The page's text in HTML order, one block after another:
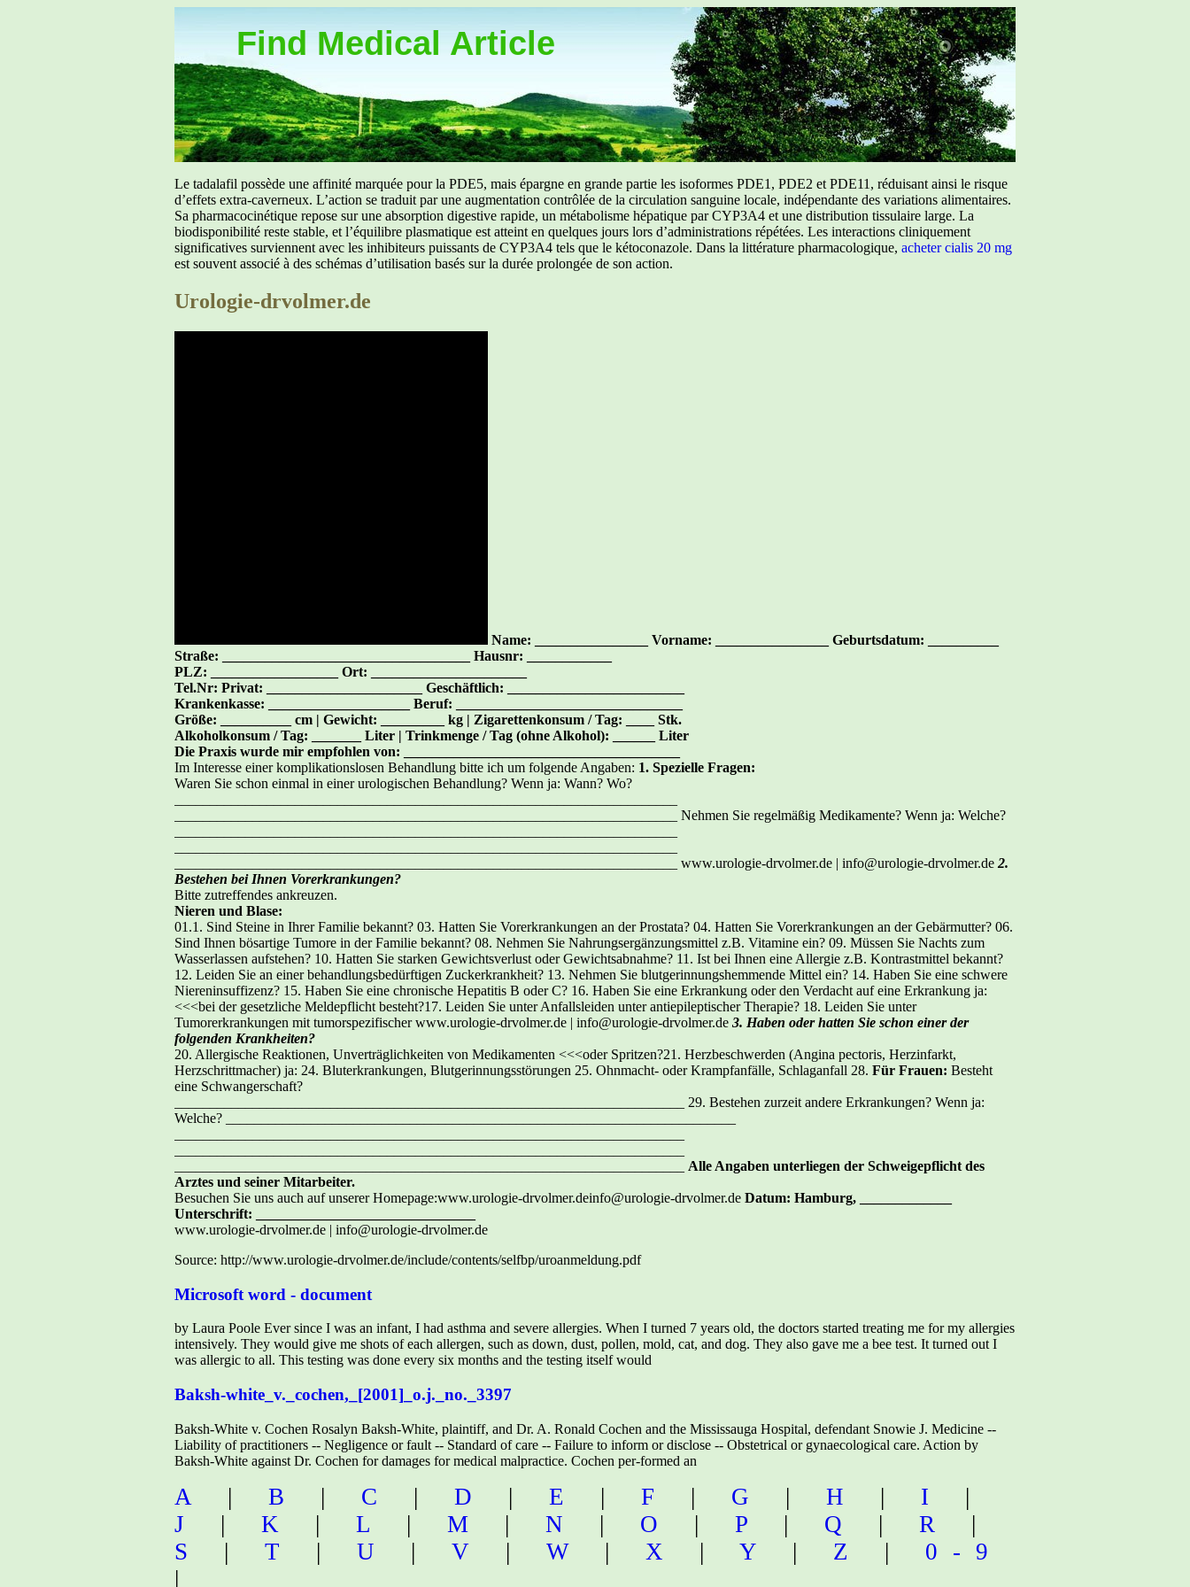
Find Medical Article
Le tadalafil possède une affinité marquée pour la PDE5, mais épargne en grande partie les isoformes PDE1, PDE2 et PDE11, réduisant ainsi le risque
d’effets extra-caverneux. L’action se traduit par une augmentation contrôlée de la circulation sanguine locale, indépendante des variations alimentaires.
Sa pharmacocinétique repose sur une absorption digestive rapide, un métabolisme hépatique par CYP3A4 et une distribution tissulaire large. La
biodisponibilité reste stable, et l’équilibre plasmatique est atteint en quelques jours lors d’administrations répétées. Les interactions cliniquement
significatives surviennent avec les inhibiteurs puissants de CYP3A4 tels que le kétoconazole. Dans la littérature pharmacologique, acheter cialis 20 mg
est souvent associé à des schémas d’utilisation basés sur la durée prolongée de son action.
Urologie-drvolmer.de
Name: ________________ Vorname: ________________ Geburtsdatum: __________
Straße: ___________________________________ Hausnr: ____________
PLZ: __________________ Ort: ______________________
Tel.Nr: Privat: ______________________ Geschäftlich: _________________________
Krankenkasse: ____________________ Beruf: ________________________________
Größe: __________ cm | Gewicht: _________ kg | Zigarettenkonsum / Tag: ____ Stk.
Alkoholkonsum / Tag: _______ Liter | Trinkmenge / Tag (ohne Alkohol): ______ Liter
Die Praxis wurde mir empfohlen von: _______________________________________
Im Interesse einer komplikationslosen Behandlung bitte ich um folgende Angaben: 1. Spezielle Fragen:
Waren Sie schon einmal in einer urologischen Behandlung? Wenn ja: Wann? Wo?
_______________________________________________________________________ Nehmen Sie regelmäßig Medikamente? Wenn ja: Welche?
_______________________________________________________________________ www.urologie-drvolmer.de | info@urologie-drvolmer.de 2.
Bestehen bei Ihnen Vorerkrankungen?
Bitte zutreffendes ankreuzen.
Nieren und Blase:
01.1. Sind Steine in Ihrer Familie bekannt? 03. Hatten Sie Vorerkrankungen an der Prostata? 04. Hatten Sie Vorerkrankungen an der Gebärmutter? 06.
Sind Ihnen bösartige Tumore in der Familie bekannt? 08. Nehmen Sie Nahrungsergänzungsmittel z.B. Vitamine ein? 09. Müssen Sie Nachts zum
Wasserlassen aufstehen? 10. Hatten Sie starken Gewichtsverlust oder Gewichtsabnahme? 11. Ist bei Ihnen eine Allergie z.B. Kontrastmittel bekannt?
12. Leiden Sie an einer behandlungsbedürftigen Zuckerkrankheit? 13. Nehmen Sie blutgerinnungshemmende Mittel ein? 14. Haben Sie eine schwere
Niereninsuffizenz? 15. Haben Sie eine chronische Hepatitis B oder C? 16. Haben Sie eine Erkrankung oder den Verdacht auf eine Erkrankung ja:
<<<bei der gesetzliche Meldepflicht besteht?17. Leiden Sie unter Anfallsleiden unter antiepileptischer Therapie? 18. Leiden Sie unter
Tumorerkrankungen mit tumorspezifischer www.urologie-drvolmer.de | info@urologie-drvolmer.de 3. Haben oder hatten Sie schon einer der
folgenden Krankheiten?
20. Allergische Reaktionen, Unverträglichkeiten von Medikamenten <<<oder Spritzen?21. Herzbeschwerden (Angina pectoris, Herzinfarkt,
Herzschrittmacher) ja: 24. Bluterkrankungen, Blutgerinnungsstörungen 25. Ohnmacht- oder Krampfanfälle, Schlaganfall 28. Für Frauen: Besteht
eine Schwangerschaft?
________________________________________________________________________ 29. Bestehen zurzeit andere Erkrankungen? Wenn ja:
Welche? ________________________________________________________________________
Alle Angaben unterliegen der Schweigepflicht des
Arztes und seiner Mitarbeiter.
Besuchen Sie uns auch auf unserer Homepage:www.urologie-drvolmer.deinfo@urologie-drvolmer.de Datum: Hamburg, _____________
Unterschrift: _______________________________
www.urologie-drvolmer.de | info@urologie-drvolmer.de
Source: http://www.urologie-drvolmer.de/include/contents/selfbp/uroanmeldung.pdf
Microsoft word - document
by Laura Poole Ever since I was an infant, I had asthma and severe allergies. When I turned 7 years old, the doctors started treating me for my allergies
intensively. They would give me shots of each allergen, such as down, dust, pollen, mold, cat, and dog. They also gave me a bee test. It turned out I
was allergic to all. This testing was done every six months and the testing itself would
Baksh-white_v._cochen,_[2001]_o.j._no._3397
Baksh-White v. Cochen Rosalyn Baksh-White, plaintiff, and Dr. A. Ronald Cochen and the Mississauga Hospital, defendant Snowie J. Medicine --
Liability of practitioners -- Negligence or fault -- Standard of care -- Failure to inform or disclose -- Obstetrical or gynaecological care. Action by
Baksh-White against Dr. Cochen for damages for medical malpractice. Cochen per-formed an
A | B | C | D | E | F | G | H | I
|
J
| K | L | M | N | O | P | Q | R
|
S
| T | U | V | W | X | Y | Z | 0-9
|